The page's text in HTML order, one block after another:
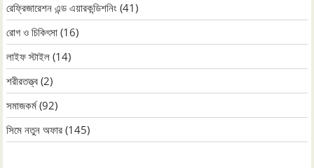
রেফ্রিজারেশন এন্ড এয়ারকন্ডিশনিং (41)
রোগ ও চিকিৎসা (16)
লাইফ স্টাইল (14)
শরীরতত্ত্ব (2)
সমাজকর্ম(92)
সিমে নতুন ‍অফার (145)